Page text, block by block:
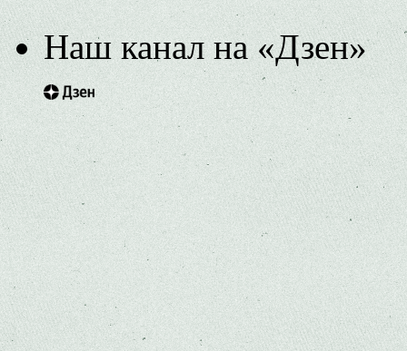
Наш канал на «Дзен»